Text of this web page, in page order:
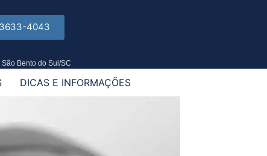
4043
Bento do Sul/SC
DICAS E INFORMAÇÕES